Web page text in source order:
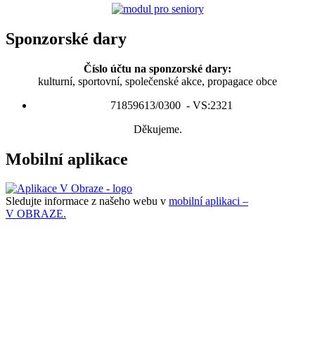
Sponzorské dary
Číslo účtu na sponzorské dary:
kulturní, sportovní, společenské akce, propagace obce
71859613/0300 - VS:2321
Děkujeme.
Mobilní aplikace
Sledujte informace z našeho webu v mobilní aplikaci –
V OBRAZE.